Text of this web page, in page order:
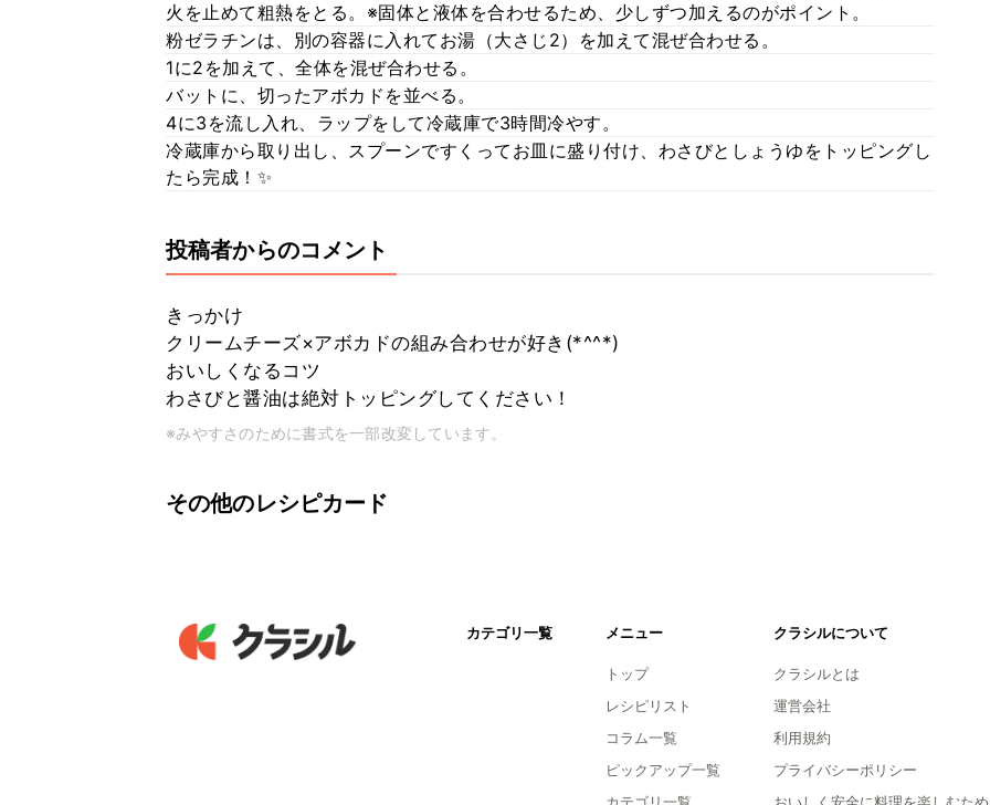
火を止めて粗熱をとる。※固体と液体を合わせるため、少しずつ加えるのがポイント。
粉ゼラチンは、別の容器に入れてお湯（大さじ2）を加えて混ぜ合わせる。
1に2を加えて、全体を混ぜ合わせる。
バットに、切ったアボカドを並べる。
4に3を流し入れ、ラップをして冷蔵庫で3時間冷やす。
冷蔵庫から取り出し、スプーンですくってお皿に盛り付け、わさびとしょうゆをトッピングし
たら完成！✨
投稿者からのコメント
きっかけ
クリームチーズ×アボカドの組み合わせが好き(*^^*)
おいしくなるコツ
わさびと醤油は絶対トッピングしてください！
※みやすさのために書式を一部改変しています。
その他のレシピカード
カテゴリ一覧 メニュー
トップ
レシピリスト
コラム一覧
ピックアップ一覧
クラシルについて
クラシルとは
運営会社
利用規約
プライバシーポリシー